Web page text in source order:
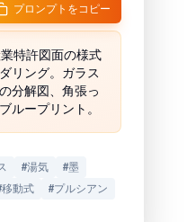
プロンプトをコピー
特許図面の様式
リング。ガラス
分解図、角張っ
ループリント。
#湯気 #墨
移動式 #プルシアン